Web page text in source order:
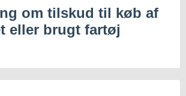
om tilskud til køb af
eller brugt fartøj